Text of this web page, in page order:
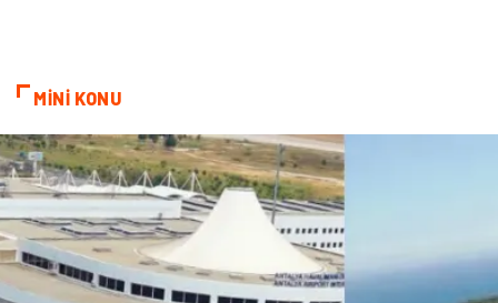
Bakım Aksesuar
Sağlık Haberleri Blogroll
Spor Malzemeleri Hediyelik Eşya
MİNİ KONU